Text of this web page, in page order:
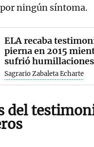
ningún síntoma.
ELA recaba
pierna en 2015
sufrió
Sagrario Zabaleta Echarte
del